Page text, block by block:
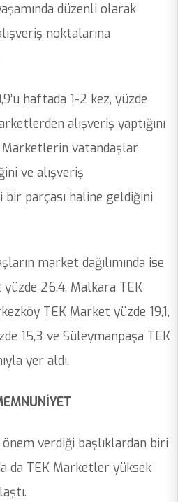
düzenli olarak
noktalarına
haftada 1-2 kez, yüzde
alışveriş yaptığını
vatandaşlar
ve alışveriş
bir parçası haline geldiğini
market dağılımında ise
26,4, Malkara TEK
TEK Market yüzde 19,1,
15,3 ve Süleymanpaşa TEK
yer aldı.
verdiği başlıklardan biri
da TEK Marketler yüksek